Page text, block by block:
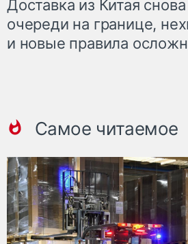
Доставка из Китая
очереди на границе,
и новые правила
Самое читаемое